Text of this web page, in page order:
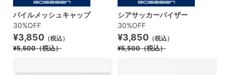
パイルメッシュキャップ
30%OFF
¥3,850 （税込）
¥5,500（税込）
シアサッカーバイザー
30%OFF
¥3,850 （税込）
¥5,500（税込）